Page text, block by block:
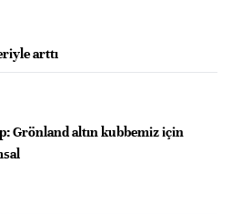
arttı
Grönland altın kubbemiz için